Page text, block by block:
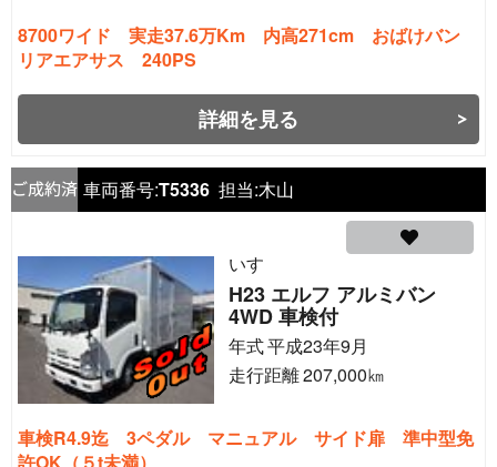
8700ワイド 実走37.6万Km 内高271cm おばけバン
リアエアサス 240PS
詳細を見る
車両番号:T5336 担当:木山
いすゞ
H23 エルフ アルミバン
4WD 車検付
年式平成23年9月
走行距離207,000㎞
車検R4.9迄 3ペダル マニュアル サイド扉 準中型免
許OK（５t未満）